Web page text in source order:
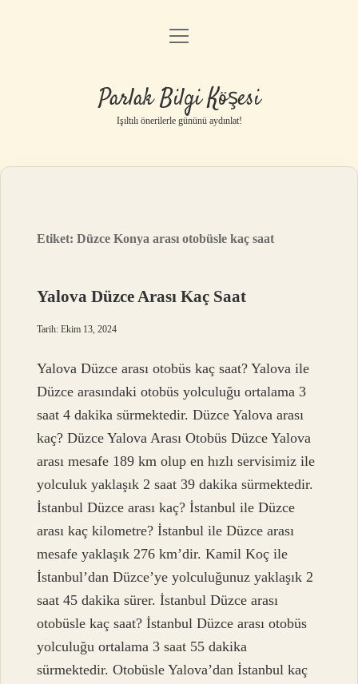
Anasayfa
Yasal Uyarı
menüyü
Parlak Bilgi Köşesi
Işıltılı önerilerle gününü aydınlat!
Etiket:Düzce Konya arası otobüsle kaç saat
Yalova Düzce Arası Kaç Saat
Tarih: Ekim 13, 2024
Yalova Düzce arası otobüs kaç saat? Yalova ile
Düzce arasındaki otobüs yolculuğu ortalama 3
saat 4 dakika sürmektedir. Düzce Yalova arası
kaç? Düzce Yalova Arası Otobüs Düzce Yalova
arası mesafe 189 km olup en hızlı servisimiz ile
yolculuk yaklaşık 2 saat 39 dakika sürmektedir.
İstanbul Düzce arası kaç? İstanbul ile Düzce
arası kaç kilometre? İstanbul ile Düzce arası
mesafe yaklaşık 276 km’dir. Kamil Koç ile
İstanbul’dan Düzce’ye yolculuğunuz yaklaşık 2
saat 45 dakika sürer. İstanbul Düzce arası
otobüsle kaç saat? İstanbul Düzce arası otobüs
yolculuğu ortalama 3 saat 55 dakika
sürmektedir. Otobüsle Yalova’dan İstanbul kaç